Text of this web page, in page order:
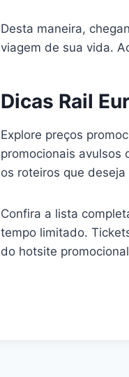
Desta maneira,
viagem de sua vida.
Dicas Rail
Explore preços
promocionais avulsos
os roteiros que
Confira a lista
tempo limitado.
do hotsite